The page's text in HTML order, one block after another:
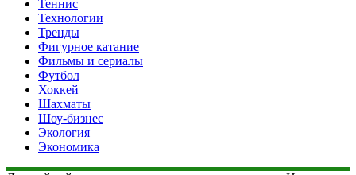
Теннис
Технологии
Тренды
Фигурное катание
Фильмы и сериалы
Футбол
Хоккей
Шахматы
Шоу-бизнес
Экология
Экономика